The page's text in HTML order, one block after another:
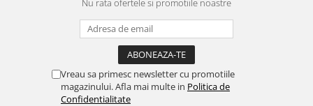
Nu rata ofertele si promotiile noastre
Vreau sa primesc newsletter cu promotiile
magazinului. Afla mai multe in Politica de
Confidentialitate